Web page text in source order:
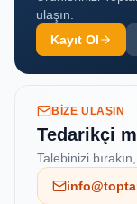
ulaşın.
Kayıt Ol
BIZE ULAŞIN
Tedarikçi
Talebinizi